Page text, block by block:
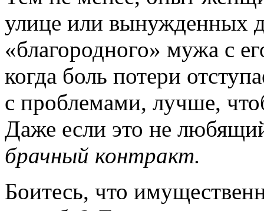
улице или вынужденных
«благородного» мужа с
когда боль потери
с проблемами, лучше,
Даже если это не
брачный контракт.
Боитесь, что